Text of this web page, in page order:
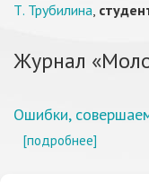
Т. Трубилина,
Журнал
Ошибки,
[подробнее]